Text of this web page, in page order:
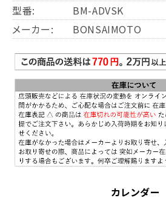
型番:
BM-ADVSK
メーカー:
BONSAIMOTO